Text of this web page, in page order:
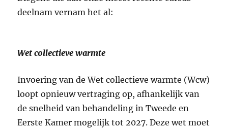
deelnam vernam het al:
Wet collectieve warmte
Invoering van de Wet collectieve warmte (Wcw)
loopt opnieuw vertraging op, afhankelijk van
de snelheid van behandeling in Tweede en
Eerste Kamer mogelijk tot 2027. Deze wet moet